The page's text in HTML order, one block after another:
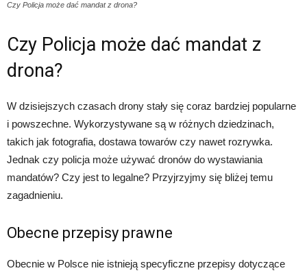
Czy Policja może dać mandat z drona?
Czy Policja może dać mandat z
drona?
W dzisiejszych czasach drony stały się coraz bardziej popularne
i powszechne. Wykorzystywane są w różnych dziedzinach,
takich jak fotografia, dostawa towarów czy nawet rozrywka.
Jednak czy policja może używać dronów do wystawiania
mandatów? Czy jest to legalne? Przyjrzyjmy się bliżej temu
zagadnieniu.
Obecne przepisy prawne
Obecnie w Polsce nie istnieją specyficzne przepisy dotyczące